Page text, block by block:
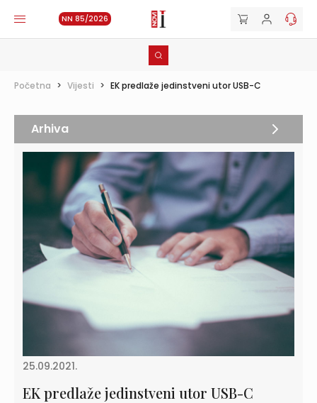
NN 85/2026
Početna > Vijesti > EK predlaže jedinstveni utor USB-C
25.09.2021.
EK predlaže jedinstveni utor USB-C
Arhiva